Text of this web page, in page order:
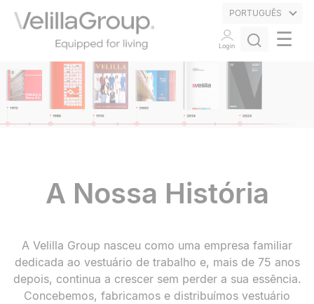
PORTUGUÊS
Login ☰
A Nossa História
A Velilla Group nasceu como uma empresa familiar
dedicada ao vestuário de trabalho e, mais de 75 anos
depois, continua a crescer sem perder a sua essência.
Concebemos, fabricamos e distribuímos vestuário